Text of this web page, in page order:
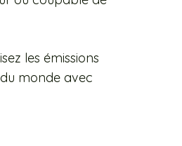
les émissions
monde avec